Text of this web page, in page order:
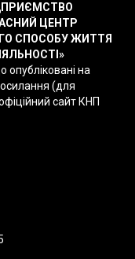
ЦЕНТР
СПОСОБУ ЖИТТЯ
опубліковані на
(для
сайт КНП